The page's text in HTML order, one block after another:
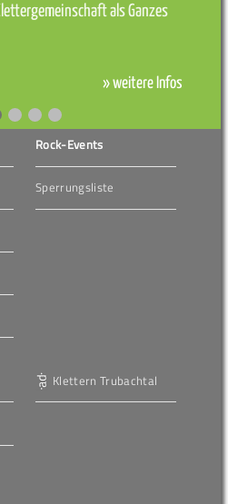
als Ganzes
» weitere Infos
Rock-Events
Sperrungsliste
Klettern Trubachtal